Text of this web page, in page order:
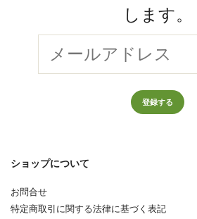
します。
登録する
ショップについて
お問合せ
特定商取引に関する法律に基づく表記